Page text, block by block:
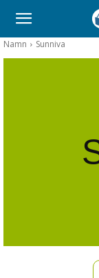
Namn Sunniva